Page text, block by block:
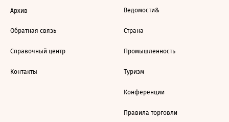
Архив
Обратная связь
Справочный центр
Контакты
Ведомости&
Страна
Промышленность
Туризм
Конференции
Правила торговли